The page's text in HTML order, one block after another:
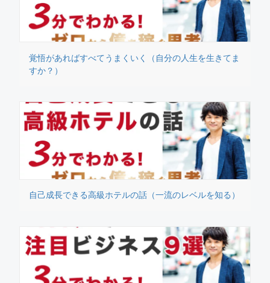
覚悟があればすべてうまくいく（自分の人生を生きてま
すか？）
自己成長できる高級ホテルの話（一流のレベルを知る）